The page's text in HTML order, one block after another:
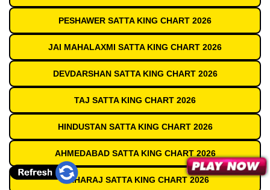
PESHAWER SATTA KING CHART 2026
JAI MAHALAXMI SATTA KING CHART 2026
DEVDARSHAN SATTA KING CHART 2026
TAJ SATTA KING CHART 2026
HINDUSTAN SATTA KING CHART 2026
AHMEDABAD SATTA KING CHART 2026
MAHARAJ SATTA KING CHART 2026